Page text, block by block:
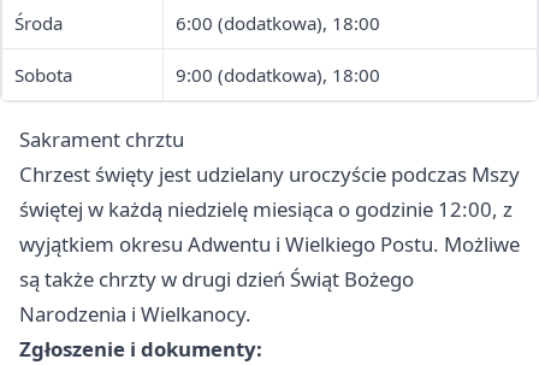
Środa 6:00 (dodatkowa), 18:00
Sobota 9:00 (dodatkowa), 18:00
Sakrament chrztu
Chrzest święty jest udzielany uroczyście podczas Mszy
świętej w każdą niedzielę miesiąca o godzinie 12:00, z
wyjątkiem okresu Adwentu i Wielkiego Postu. Możliwe
są także chrzty w drugi dzień Świąt Bożego
Narodzenia i Wielkanocy.
Zgłoszenie i dokumenty: